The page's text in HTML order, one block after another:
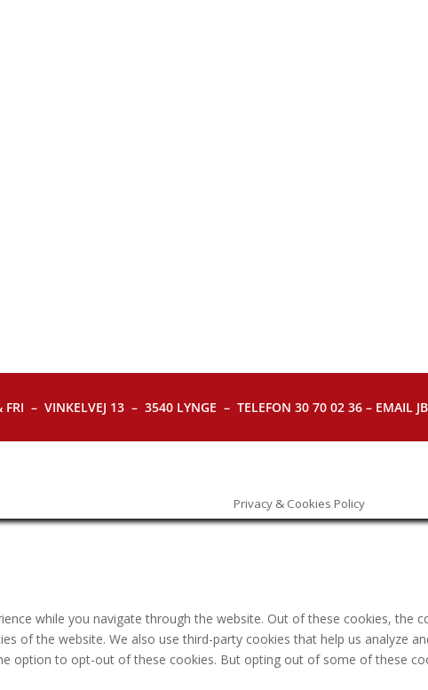
FRI – VINKELVEJ 13 – 3540 LYNGE – TELEFON 30 70 02 36 – EMAIL
Privacy & Cookies Policy
while you navigate through the website. Out of these cookies, the
of the website. We also use third-party cookies that help us analyze
option to opt-out of these cookies. But opting out of some of these